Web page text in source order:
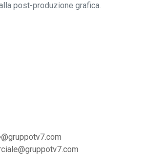
post-produzione grafica.